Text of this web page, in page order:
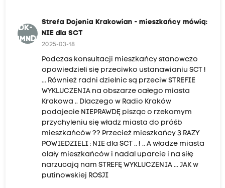
SDK-
MMNDS
Strefa Dojenia Krakowian - mieszkańcy mówią:
NIE dla SCT
2025-03-18
Podczas konsultacji mieszkańcy stanowczo
opowiedzieli się przeciwko ustanawianiu SCT !
... Również radni dzielnic są przeciw STREFIE
WYKLUCZENIA na obszarze całego miasta
Krakowa .. Dlaczego w Radio Kraków
podajecie NIEPRAWDĘ pisząc o rzekomym
przychyleniu się władz miasta do próśb
mieszkańców ?? Przecież mieszkańcy 3 RAZY
POWIEDZIELI : NIE dla SCT .. ! .. A władze miasta
olały mieszkańców i nadal uparcie i na siłę
narzucają nam STREFĘ WYKLUCZENIA ... JAK w
putinowskiej ROSJI